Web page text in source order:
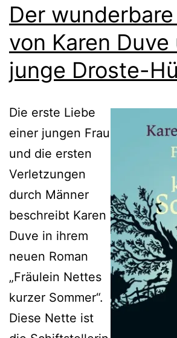
Der
von Karen
junge Droste-
Die erste Liebe
einer jungen Frau
und die ersten
Verletzungen
durch Männer
beschreibt Karen
Duve in ihrem
neuen Roman
„Fräulein Nettes
kurzer Sommer“.
Diese Nette ist